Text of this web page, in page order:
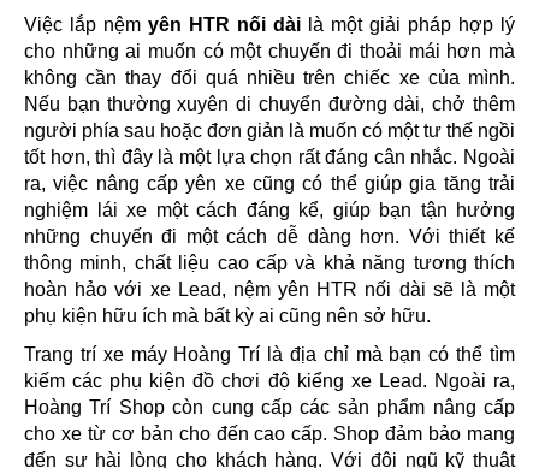
Việc lắp nệm yên HTR nối dài là một giải pháp hợp lý
cho những ai muốn có một chuyến đi thoải mái hơn mà
không cần thay đổi quá nhiều trên chiếc xe của mình.
Nếu bạn thường xuyên di chuyển đường dài, chở thêm
người phía sau hoặc đơn giản là muốn có một tư thế ngồi
tốt hơn, thì đây là một lựa chọn rất đáng cân nhắc. Ngoài
ra, việc nâng cấp yên xe cũng có thể giúp gia tăng trải
nghiệm lái xe một cách đáng kể, giúp bạn tận hưởng
những chuyến đi một cách dễ dàng hơn. Với thiết kế
thông minh, chất liệu cao cấp và khả năng tương thích
hoàn hảo với xe Lead, nệm yên HTR nối dài sẽ là một
phụ kiện hữu ích mà bất kỳ ai cũng nên sở hữu.
Trang trí xe máy Hoàng Trí là địa chỉ mà bạn có thể tìm
kiếm các phụ kiện đồ chơi độ kiểng xe Lead. Ngoài ra,
Hoàng Trí Shop còn cung cấp các sản phẩm nâng cấp
cho xe từ cơ bản cho đến cao cấp. Shop đảm bảo mang
đến sự hài lòng cho khách hàng. Với đội ngũ kỹ thuật